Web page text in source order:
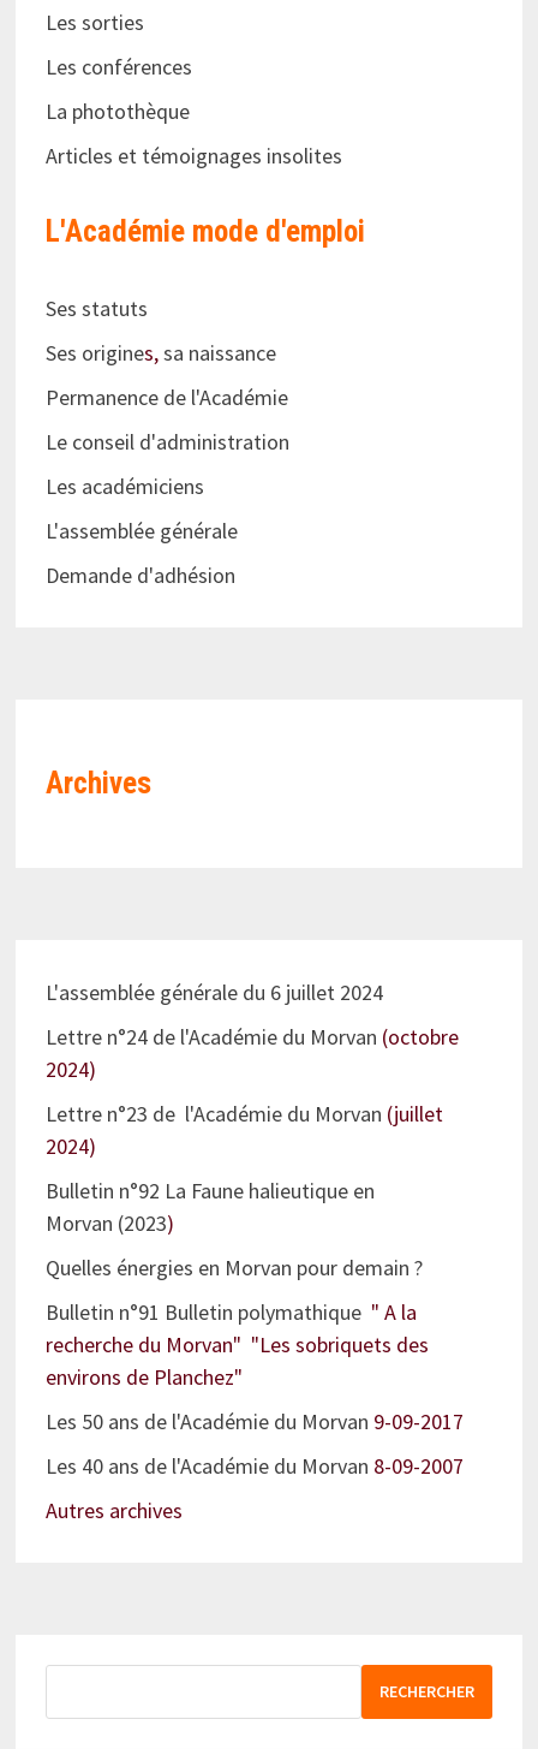
Les sorties
Les conférences
La photothèque
Articles et témoignages insolites
L'Académie mode d'emploi
Ses statuts
Ses origines,sa naissance
Permanence de l'Académie
Le conseil d'administration
Les académiciens
L'assemblée générale
Demande d'adhésion
Archives
L'assemblée générale du 6 juillet 2024
Lettre n°24 de l'Académie du Morvan (octobre
2024)
Lettre n°23 de l'Académie du Morvan (juillet
2024)
Bulletin n°92 La Faune halieutique en
Morvan (2023)
Quelles énergies en Morvan pour demain ?
Bulletin n°91 Bulletin polymathique" A la
recherche du Morvan" "Les sobriquets des
environs de Planchez"
Les 50 ans de l'Académie du Morvan 9-09-2017
Les 40 ans de l'Académie du Morvan 8-09-2007
Autres archives
RECHERCHER